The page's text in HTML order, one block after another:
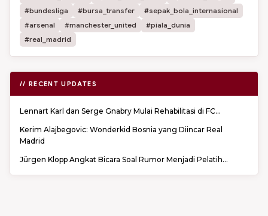
#bundesliga
#bursa_transfer
#sepak_bola_internasional
#arsenal
#manchester_united
#piala_dunia
#real_madrid
// RECENT UPDATES
Lennart Karl dan Serge Gnabry Mulai Rehabilitasi di FC...
Kerim Alajbegovic: Wonderkid Bosnia yang Diincar Real
Madrid
Jürgen Klopp Angkat Bicara Soal Rumor Menjadi Pelatih...